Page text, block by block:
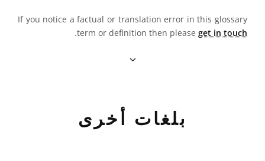
If you notice a factual or translation error in this glossary
term or definition then please get in touch
.
بلغات أخرى